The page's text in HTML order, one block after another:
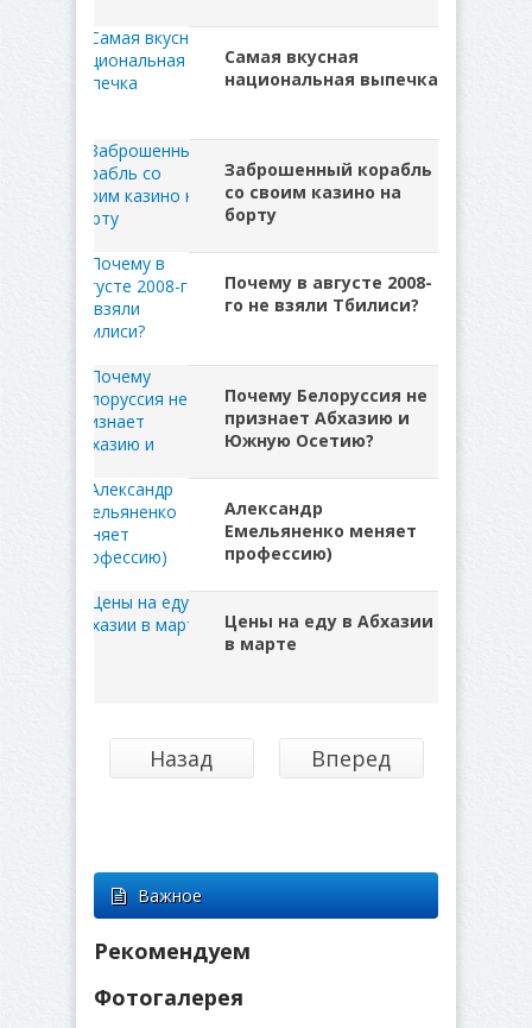
Самая вкусная
национальная выпечка
Заброшенный корабль
со своим казино на
борту
Почему в августе 2008-
го не взяли Тбилиси?
Почему Белоруссия не
признает Абхазию и
Южную Осетию?
Александр
Емельяненко меняет
профессию)
Цены на еду в Абхазии
в марте
Назад Вперед
Важное
Рекомендуем
Фотогалерея